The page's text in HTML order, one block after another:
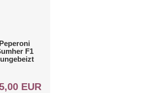
Peperoni
F1
EUR